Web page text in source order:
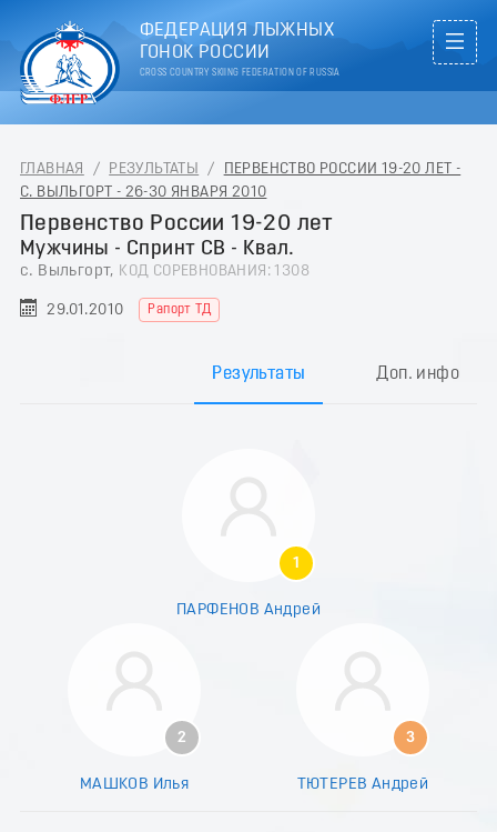
ФЕДЕРАЦИЯ ЛЫЖНЫХ
ГОНОК РОССИИ
CROSS COUNTRY SKIING FEDERATION OF RUSSIA
ГЛАВНАЯ / РЕЗУЛЬТАТЫ /
ПЕРВЕНСТВО РОССИИ 19-20 ЛЕТ -
С. ВЫЛЬГОРТ - 26-30 ЯНВАРЯ 2010
Первенство России 19-20 лет
Мужчины - Спринт СВ - Квал.
с. Выльгорт, КОД СОРЕВНОВАНИЯ: 1308
29.01.2010 Рапорт ТД
Результаты Доп. инфо
1
ПАРФЕНОВ Андрей
2
МАШКОВ Илья
3
ТЮТЕРЕВ Андрей